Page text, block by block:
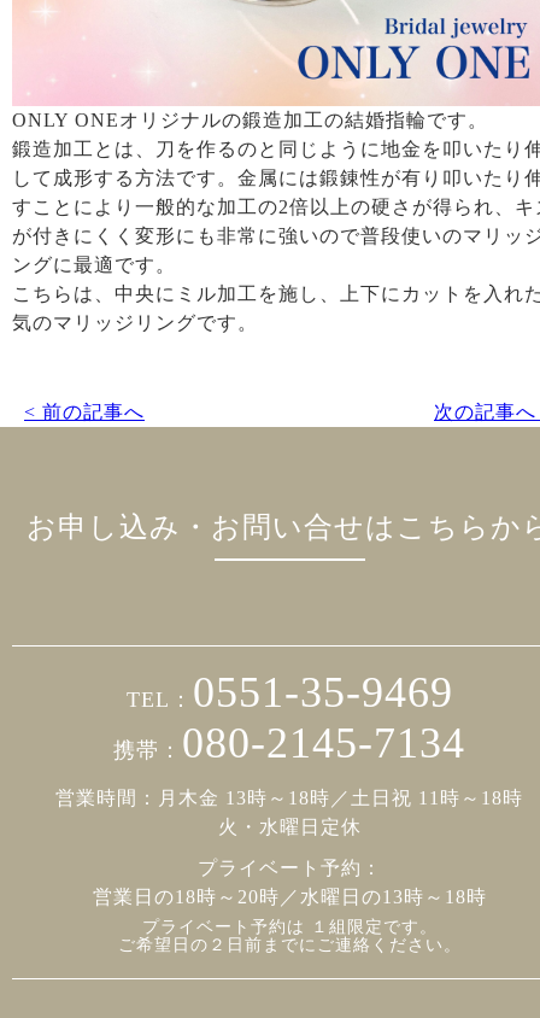
ONLY ONEオリジナルの鍛造加工の結婚指輪です。
鍛造加工とは、刀を作るのと同じように地金を叩いたり
して成形する方法です。金属には鍛錬性が有り叩いたり
すことにより一般的な加工の2倍以上の硬さが得られ、キ
が付きにくく変形にも非常に強いので普段使いのマリッ
ングに最適です。
こちらは、中央にミル加工を施し、上下にカットを入れ
気のマリッジリングです。
< 前の記事へ 次の記事
お申し込み・お問い合せはこちらか
TEL： 0551-35-9469
携帯： 080-2145-7134
営業時間：月木金 13時～18時／土日祝 11時～18時
火・水曜日定休
プライベート予約：
営業日の18時～20時／水曜日の13時～18時
プライベート予約は １組限定です。
ご希望日の２日前までにご連絡ください。